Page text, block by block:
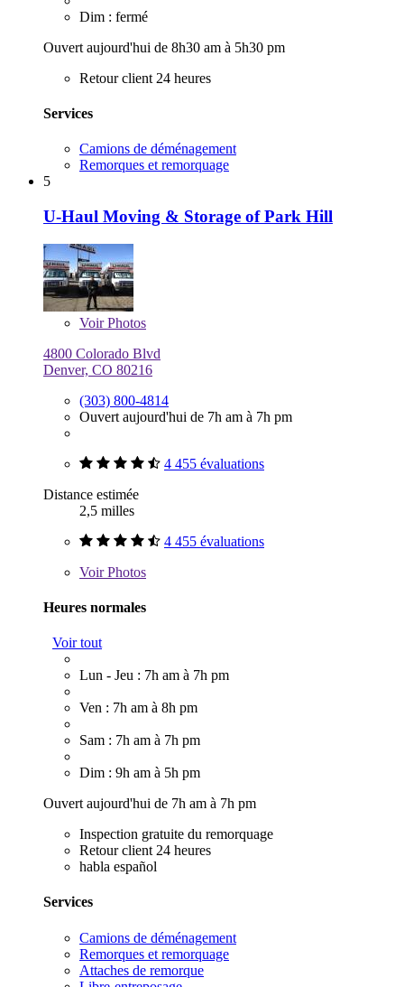
Dim : fermé
Ouvert aujourd'hui de 8h30 am à 5h30 pm
Retour client 24 heures
Services
Camions de déménagement
Remorques et remorquage
5
U-Haul Moving & Storage of Park Hill
VoirPhotos
4800 Colorado Blvd
Denver, CO 80216
(303) 800-4814
Ouvert aujourd'hui de 7h am à 7h pm
4 455 évaluations
Distance estimée
2,5 milles
4 455 évaluations
VoirPhotos
Heures normales
Voir tout
Lun - Jeu : 7h am à 7h pm
Ven : 7h am à 8h pm
Sam : 7h am à 7h pm
Dim : 9h am à 5h pm
Ouvert aujourd'hui de 7h am à 7h pm
Inspection gratuite du remorquage
Retour client 24 heures
habla español
Services
Camions de déménagement
Remorques et remorquage
Attaches de remorque